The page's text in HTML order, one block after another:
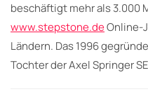
beschäftigt mehr als 3.000
www.stepstone.deOnline-
Ländern. Das 1996
Tochter der Axel Springer